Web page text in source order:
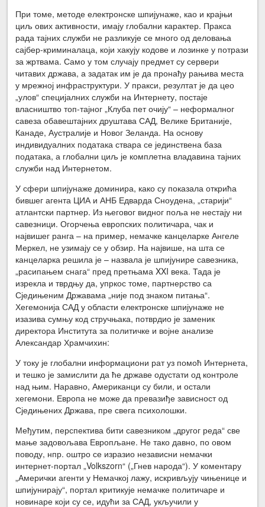
При томе, методе електронске шпијунаже, као и крајњи
циљ ових активности, имају глобални карактер. Пракса
рада тајних служби не разликује се много од деловања
сајбер-криминалаца, који хакују кодове и лозинке у потрази
за жртвама. Само у том случају предмет су сервери
читавих држава, а задатак им је да пронађу рањива места
у мрежној инфраструктури. У пракси, резултат је да цео
„улов“ специјалних служби на Интернету, постаје
власништво топ-тајног „Клуба пет очију“ – неформалног
савеза обавештајних друштава САД, Велике Британије,
Канаде, Аустралије и Новог Зеланда. На основу
индивидуалних података ствара се јединствена база
података, а глобални циљ је комплетна владавина тајних
служби над Интернетом.
У сфери шпијунаже доминира, како су показала открића
бившег агента ЦИА и АНБ Едварда Сноудена, „старији“
атлантски партнер. Из његовог видног поља не нестају ни
савезници. Огорчења европских политичара, чак и
највишег ранга – на пример, немачке канцеларке Ангеле
Меркел, не узимају се у обзир. На највише, на шта се
канцеларка решила је – назвала је шпијунире савезника,
„расипањем снага“ пред претњама XXI века. Тада је
изрекла и тврдњу да, упркос томе, партнерство са
Сједињеним Државама „није под знаком питања“.
Хегемонија САД у области електронске шпијунаже не
изазива сумњу код стручњака, потврдио је заменик
директора Института за политичке и војне анализе
Александар Храмчихин:
У току је глобални информациони рат уз помоћ Интернета,
и тешко је замислити да ће државе одустати од контроле
над њим. Наравно, Американци су били, и остали
хегемони. Европа не може да превазиђе зависност од
Сједињених Држава, пре свега психолошки.
Међутим, перспектива бити савезником „другог реда“ све
мање задовољава Европљане. Не тако давно, по овом
поводу, нпр. оштро се изразио независни немачки
интернет-портал „Volkszorn“ („Гнев народа“). У коментару
„Амерички агенти у Немачкој лажу, искривљују чињенице и
шпијунирају“, портал критикује немачке политичаре и
новинаре који су се, идући за САД, укључили у